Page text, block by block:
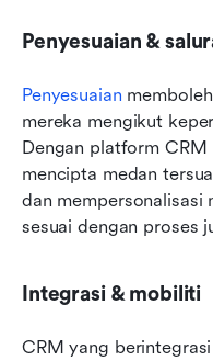
Penyesuaian &
Penyesuaian
mereka mengikut
Dengan platform CRM
mencipta medan
dan mempersonalisasi
sesuai dengan proses
Integrasi & mobiliti
CRM yang